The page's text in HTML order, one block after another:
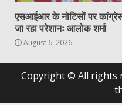
एसआईआर के नोटिसों पर
जा रहा परेशानः आलोक शर्मा
August 6, 2026
Copyright © All rights